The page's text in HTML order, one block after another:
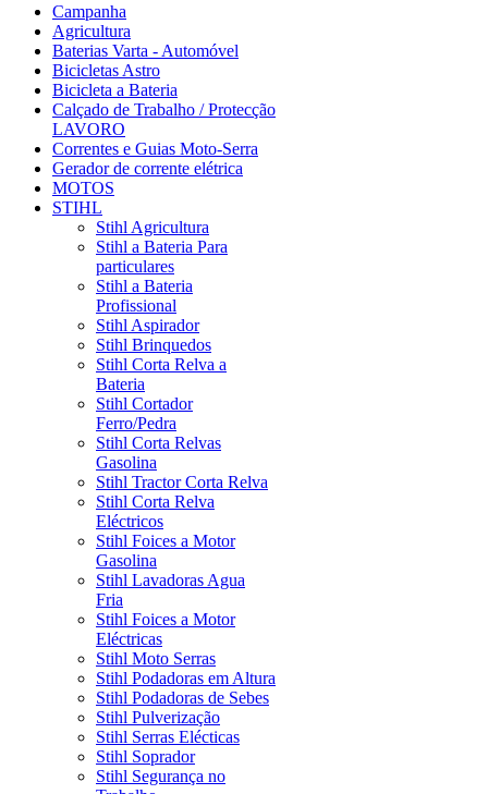
Campanha
Agricultura
Baterias Varta - Automóvel
Bicicletas Astro
Bicicleta a Bateria
Calçado de Trabalho / Protecção
LAVORO
Correntes e Guias Moto-Serra
Gerador de corrente elétrica
MOTOS
STIHL
Stihl Agricultura
Stihl a Bateria Para
particulares
Stihl a Bateria
Profissional
Stihl Aspirador
Stihl Brinquedos
Stihl Corta Relva a
Bateria
Stihl Cortador
Ferro/Pedra
Stihl Corta Relvas
Gasolina
Stihl Tractor Corta Relva
Stihl Corta Relva
Eléctricos
Stihl Foices a Motor
Gasolina
Stihl Lavadoras Agua
Fria
Stihl Foices a Motor
Eléctricas
Stihl Moto Serras
Stihl Podadoras em Altura
Stihl Podadoras de Sebes
Stihl Pulverização
Stihl Serras Elécticas
Stihl Soprador
Stihl Segurança no